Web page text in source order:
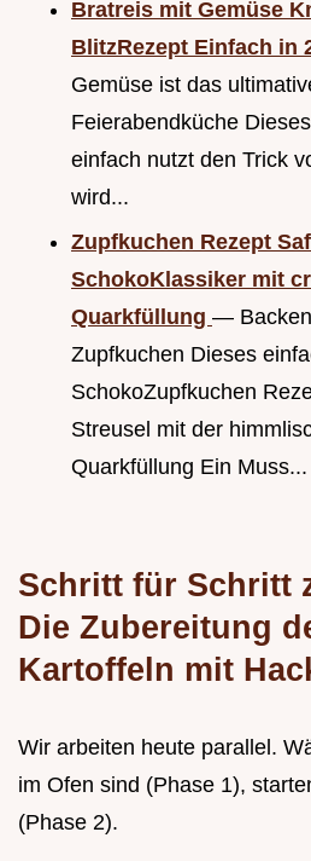
Bratreis mit Gemüse
BlitzRezept Einfach in
Gemüse ist das
Feierabendküche
einfach nutzt den Trick
wird...
Zupfkuchen Rezept
SchokoKlassiker mit
Quarkfüllung —
Zupfkuchen Dieses
SchokoZupfkuchen
Streusel mit der
Quarkfüllung Ein Muss...
Schritt für Schritt
Die Zubereitung
Kartoffeln mit
Wir arbeiten heute parallel.
im Ofen sind (Phase 1),
(Phase 2).